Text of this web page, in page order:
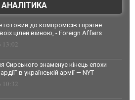
АНАЛІТИКА
до компромісів і прагне
цілей війною, - Foreign Affairs
13:02
Сирського знаменує кінець епохи
в українській армії — NYT
10:32